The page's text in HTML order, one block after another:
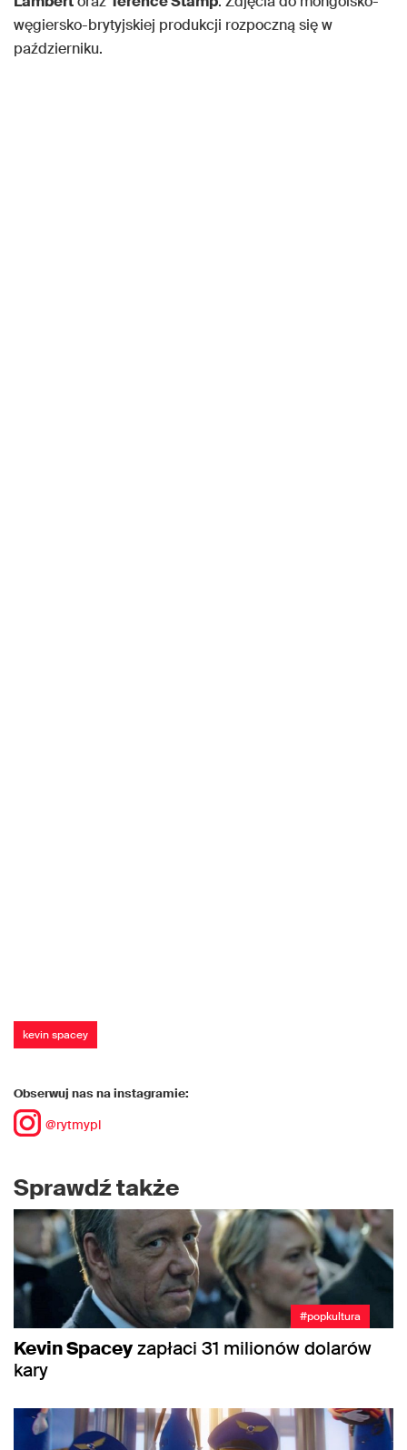
węgiersko-brytyjskiej produkcji rozpoczną się w
październiku.
kevin spacey
Obserwuj nas na instagramie:
@rytmypl
Sprawdź także
#popkultura
Kevin Spaceyzapłaci 31 milionów dolarów
kary